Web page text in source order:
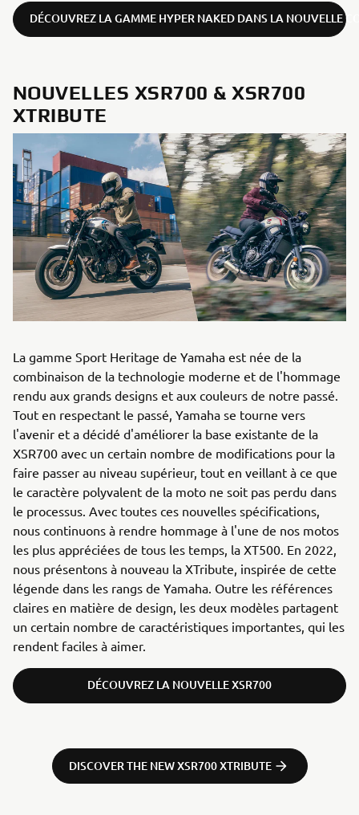
DÉCOUVREZ LA GAMME HYPER NAKED DANS LA NOUVELLE
NOUVELLES XSR700 & XSR700
XTRIBUTE
La gamme Sport Heritage de Yamaha est née de la
combinaison de la technologie moderne et de l'hommage
rendu aux grands designs et aux couleurs de notre passé.
Tout en respectant le passé, Yamaha se tourne vers
l'avenir et a décidé d'améliorer la base existante de la
XSR700 avec un certain nombre de modifications pour la
faire passer au niveau supérieur, tout en veillant à ce que
le caractère polyvalent de la moto ne soit pas perdu dans
le processus. Avec toutes ces nouvelles spécifications,
nous continuons à rendre hommage à l'une de nos motos
les plus appréciées de tous les temps, la XT500. En 2022,
nous présentons à nouveau la XTribute, inspirée de cette
légende dans les rangs de Yamaha. Outre les références
claires en matière de design, les deux modèles partagent
un certain nombre de caractéristiques importantes, qui les
rendent faciles à aimer.
DÉCOUVREZ LA NOUVELLE XSR700
DISCOVER THE NEW XSR700 XTRIBUTE